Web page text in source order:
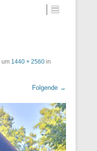
um 1440 × 2560 in
Folgende →